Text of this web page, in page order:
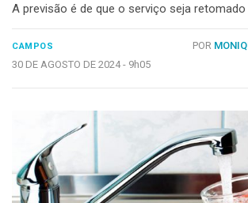
COLUNAS
FALE
CONOSCO
Copyright
Desenvolvido
Hesea
Tecnologia
A previsão é de que o serviço seja retomado
CAMPOS POR
30 DE AGOSTO DE 2024 - 9h05